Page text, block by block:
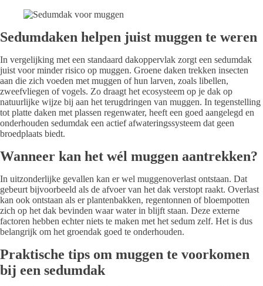
Sedumdaken helpen juist muggen te weren
In vergelijking met een standaard dakoppervlak zorgt een sedumdak
juist voor minder risico op muggen. Groene daken trekken insecten
aan die zich voeden met muggen of hun larven, zoals libellen,
zweefvliegen of vogels. Zo draagt het ecosysteem op je dak op
natuurlijke wijze bij aan het terugdringen van muggen. In tegenstelling
tot platte daken met plassen regenwater, heeft een goed aangelegd en
onderhouden sedumdak een actief afwateringssysteem dat geen
broedplaats biedt.
Wanneer kan het wél muggen aantrekken?
In uitzonderlijke gevallen kan er wel muggenoverlast ontstaan. Dat
gebeurt bijvoorbeeld als de afvoer van het dak verstopt raakt. Overlast
kan ook ontstaan als er plantenbakken, regentonnen of bloempotten
zich op het dak bevinden waar water in blijft staan. Deze externe
factoren hebben echter niets te maken met het sedum zelf. Het is dus
belangrijk om het groendak goed te onderhouden.
Praktische tips om muggen te voorkomen
bij een sedumdak